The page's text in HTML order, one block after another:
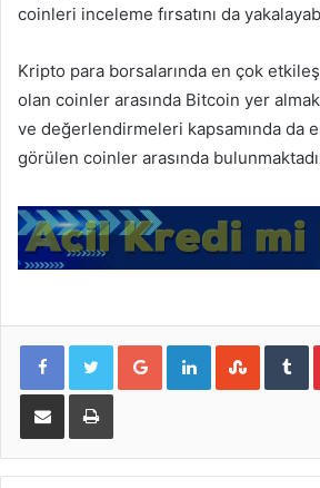
coinleri inceleme fırsatını da
Kripto para borsalarında en çok
olan coinler arasında Bitcoin yer
ve değerlendirmeleri kapsamında da
görülen coinler arasında
Google+LinkedIn
E-Posta ile paylaş Yazdır